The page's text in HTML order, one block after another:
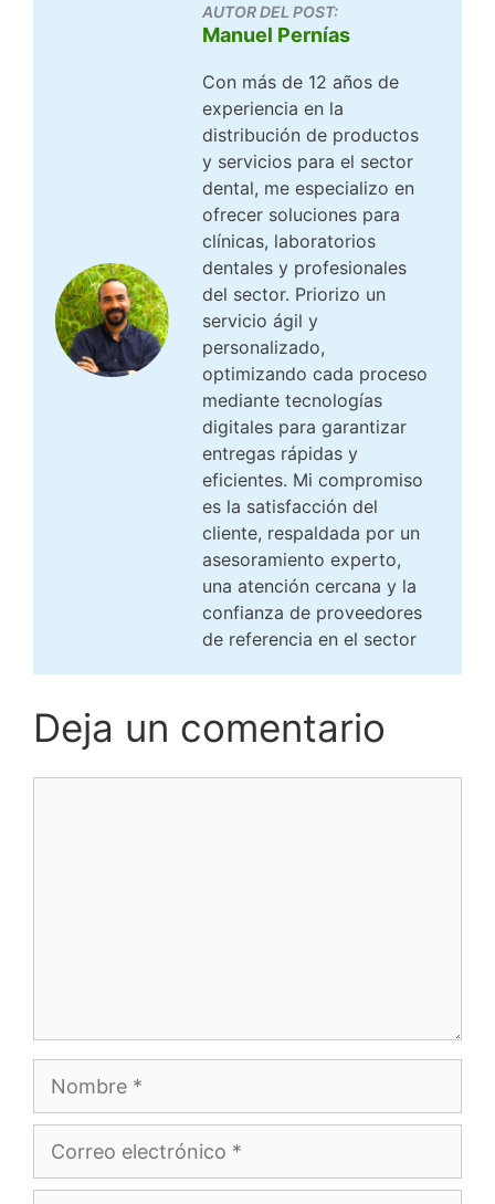
AUTOR DEL POST:
Manuel Pernías
Con más de 12 años de
experiencia en la
distribución de productos
y servicios para el sector
dental, me especializo en
ofrecer soluciones para
clínicas, laboratorios
dentales y profesionales
del sector. Priorizo un
servicio ágil y
personalizado,
optimizando cada proceso
mediante tecnologías
digitales para garantizar
entregas rápidas y
eficientes. Mi compromiso
es la satisfacción del
cliente, respaldada por un
asesoramiento experto,
una atención cercana y la
confianza de proveedores
de referencia en el sector
Deja un comentario
Correo
electrónico